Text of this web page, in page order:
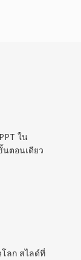
ใน
ตอนเดียว
ลก สไลด์ที่